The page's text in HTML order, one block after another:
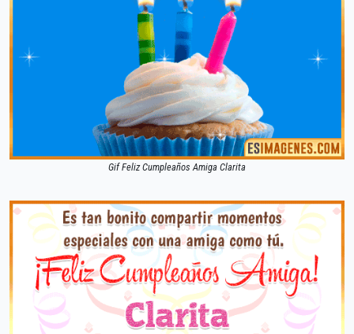
Gif Feliz Cumpleaños Amiga Clarita